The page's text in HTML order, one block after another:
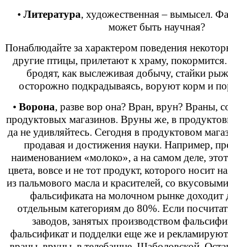
• Литература, художественная – вымысел.
может быть научная?
Понаблюдайте за характером поведения
другие птицы, прилетают к храму,
бродят, как выслеживая добычу, стайки
осторожно подкрадываясь, воруют корм и
• Ворона, разве вор она? Вран, врун? Враны,
продуктовых магазинов. Вруны же, в
да не удивляйтесь. Сегодня в продуктовом
продавая и достижения науки. Например,
наименованием «молоко», а на самом деле,
цвета, вовсе и не тот продукт, которого носит
из пальмового масла и красителей, со
фальсификата на молочном рынке доходит
отдельным категориям до 80%. Если
заводов, занятых производством
фальсификат и подделки еще же и